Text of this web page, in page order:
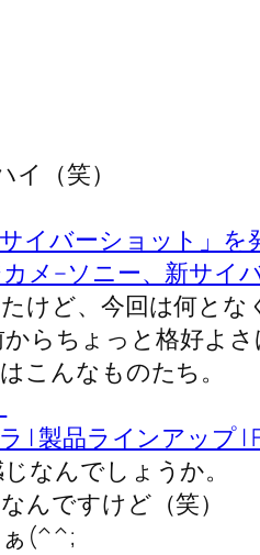
（笑）
イバーショット」
メ–ソニー、新サイ
けど、今回は何とな
らちょっと格好よ
こんなものたち。
| 製品ラインアップ |
なんでしょうか。
んですけど（笑）
ぁ(^^;